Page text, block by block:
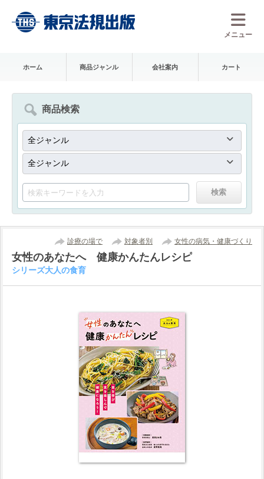
メニュー
ホーム 商品ジャンル 会社案内 カート
商品検索
診療の場で 対象者別 女性の病気・健康づくり
女性のあなたへ 健康かんたんレシピ
シリーズ大人の食育